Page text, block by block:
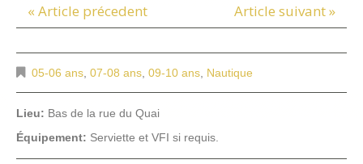
« Article précedent Article suivant »
05-06 ans 07-08 ans 09-10 ans Nautique
Lieu: Bas de la rue du Quai
Équipement: Serviette et VFI si requis.